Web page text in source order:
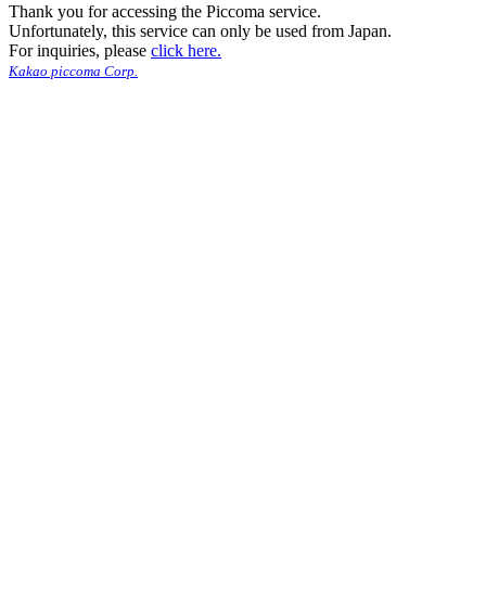
Thank you for accessing the Piccoma service.
Unfortunately, this service can only be used from Japan.
For inquiries, please click here.
Kakao piccoma Corp.